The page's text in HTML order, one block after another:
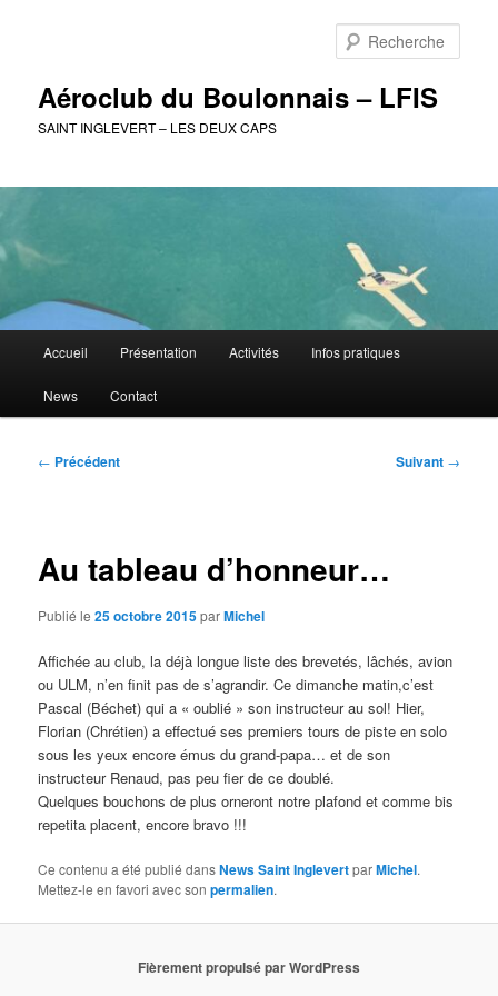
Aéroclub du Boulonnais – LFIS
SAINT INGLEVERT – LES DEUX CAPS
principal
Accueil Présentation Activités Infos pratiques
News Contact
Navigation
← Précédent Suivant →
Au tableau d’honneur…
Publié le25 octobre 2015parMichel
Affichée au club, la déjà longue liste des brevetés, lâchés, avion
ou ULM, n’en finit pas de s’agrandir. Ce dimanche matin,c’est
Pascal (Béchet) qui a « oublié » son instructeur au sol! Hier,
Florian (Chrétien) a effectué ses premiers tours de piste en solo
sous les yeux encore émus du grand-papa… et de son
instructeur Renaud, pas peu fier de ce doublé.
Quelques bouchons de plus orneront notre plafond et comme bis
repetita placent, encore bravo !!!
Ce contenu a été publié dansNews Saint InglevertparMichel.
Mettez-le en favori avec sonpermalien.
Fièrement propulsé par WordPress